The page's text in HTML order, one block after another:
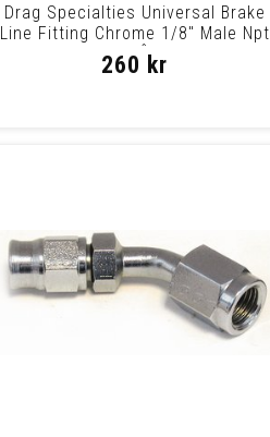
Drag Specialties Universal Brake
Line Fitting Chrome 1/8" Male Npt
90Â
260 kr